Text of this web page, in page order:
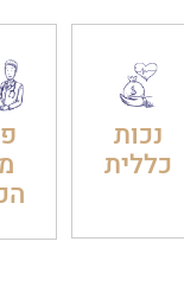
נכות
כללית